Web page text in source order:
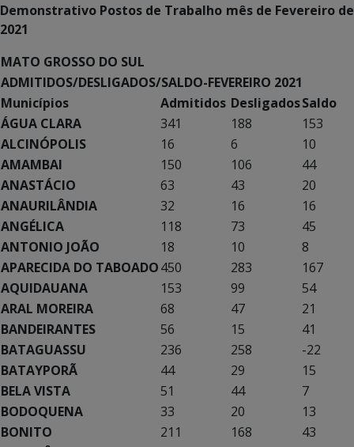
Demonstrativo Postos de Trabalho mês de Fevereiro de
2021
MATO GROSSO DO SUL
ADMITIDOS/DESLIGADOS/SALDO-FEVEREIRO 2021
Municípios
Admitidos DesligadosSaldo
ÁGUA CLARA
341 188
153
ALCINÓPOLIS
16 6
10
AMAMBAI
150 106
44
ANASTÁCIO
63 43
20
ANAURILÂNDIA
32 16
16
ANGÉLICA
118 73
45
ANTONIO JOÃO
18 10
8
APARECIDA DO TABOADO450 283
167
AQUIDAUANA
153 99
54
ARAL MOREIRA
68 47
21
BANDEIRANTES
56 15
41
BATAGUASSU
236 258
-22
BATAYPORÃ
44 29
15
BELA VISTA
51 44
7
BODOQUENA
33 20
13
BONITO
211 168
43